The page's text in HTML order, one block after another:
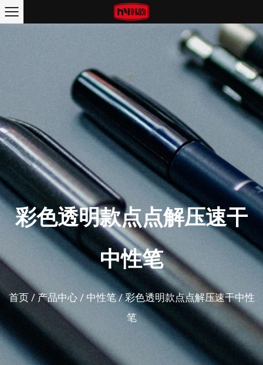
彩色透明款点点解压速干
中性笔
首页/ 产品中心/ 中性笔/彩色透明款点点解压速干中性
笔